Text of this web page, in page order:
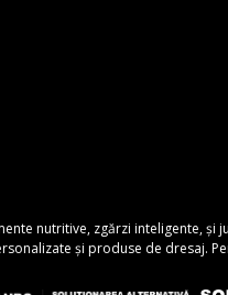
nutritive, zgărzi inteligente, și
și produse de dresaj.